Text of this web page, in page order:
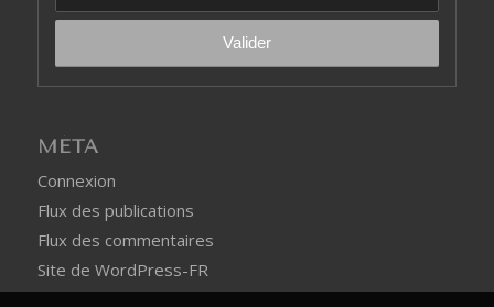
MÉTA
Connexion
Flux des publications
Flux des commentaires
Site de WordPress-FR